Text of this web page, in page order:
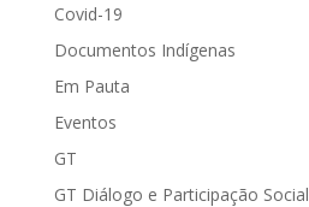
Covid-19
Documentos Indígenas
Em Pauta
Eventos
GT
GT Diálogo e Participação Social